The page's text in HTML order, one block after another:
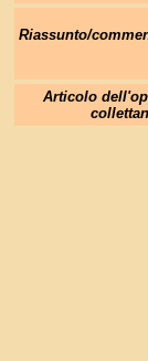
Riassunto/
Articolo